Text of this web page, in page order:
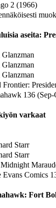
2 (1966)
aseita:
Glanzman
Glanzman
Glanzman
Frontier:
136
varkaat
Starr
Starr
Evans Comics
Fort